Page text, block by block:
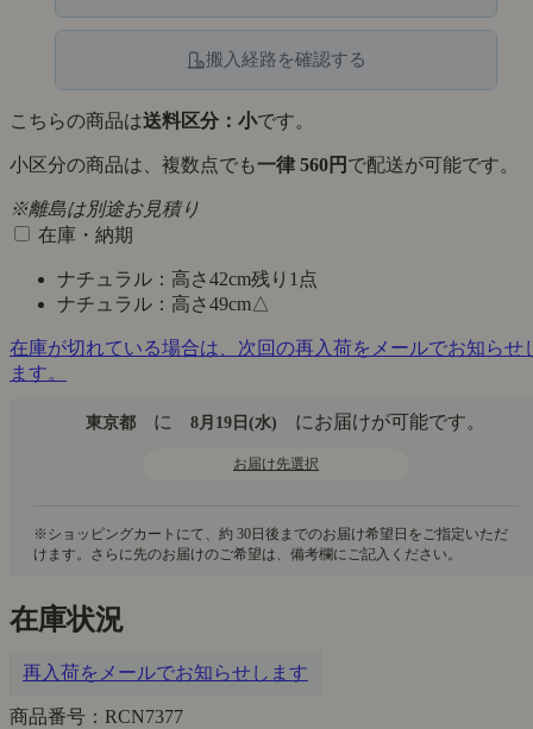
搬入経路を確認する
こちらの商品は送料区分：小です。
小区分の商品は、複数点でも一律 560円 で配送が可能です。
※離島は別途お見積り
在庫・納期
ナチュラル：高さ42cm残り1点
ナチュラル：高さ49cm△
在庫が切れている場合は、次回の再入荷をメールでお知らせ
ます。
東京都 に 8月19日(水) にお届けが可能です。
お届け先選択
在庫状況
再入荷をメールでお知らせします
商品番号：RCN7377